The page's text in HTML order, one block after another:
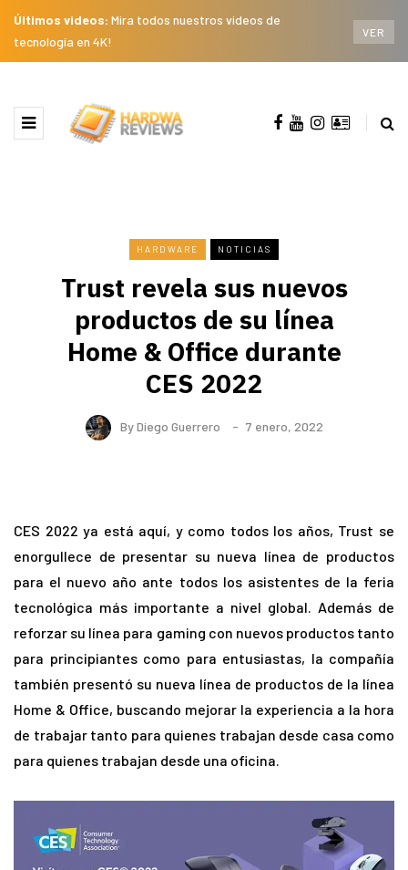
Últimos videos: Mira todos nuestros videos de
tecnología en 4K!
VER
HARDWARE NOTICIAS
Trust revela sus nuevos
productos de su línea
Home & Office durante
CES 2022
ByDiego Guerrero 7 enero, 2022
CES 2022 ya está aquí, y como todos los años, Trust se
enorgullece de presentar su nueva línea de productos
para el nuevo año ante todos los asistentes de la feria
tecnológica más importante a nivel global. Además de
reforzar su línea para gaming con nuevos productos tanto
para principiantes como para entusiastas, la compañía
también presentó su nueva línea de productos de la línea
Home & Office, buscando mejorar la experiencia a la hora
de trabajar tanto para quienes trabajan desde casa como
para quienes trabajan desde una oficina.